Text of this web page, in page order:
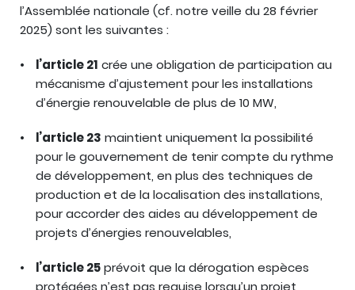
l’Assemblée nationale (cf. notre veille du 28 février
2025) sont les suivantes :
l’article 21 crée une obligation de participation au
mécanisme d’ajustement pour les installations
d’énergie renouvelable de plus de 10 MW,
l’article 23 maintient uniquement la possibilité
pour le gouvernement de tenir compte du rythme
de développement, en plus des techniques de
production et de la localisation des installations,
pour accorder des aides au développement de
projets d’énergies renouvelables,
l’article 25prévoit que la dérogation espèces
protégées n’est pas requise lorsqu’un projet